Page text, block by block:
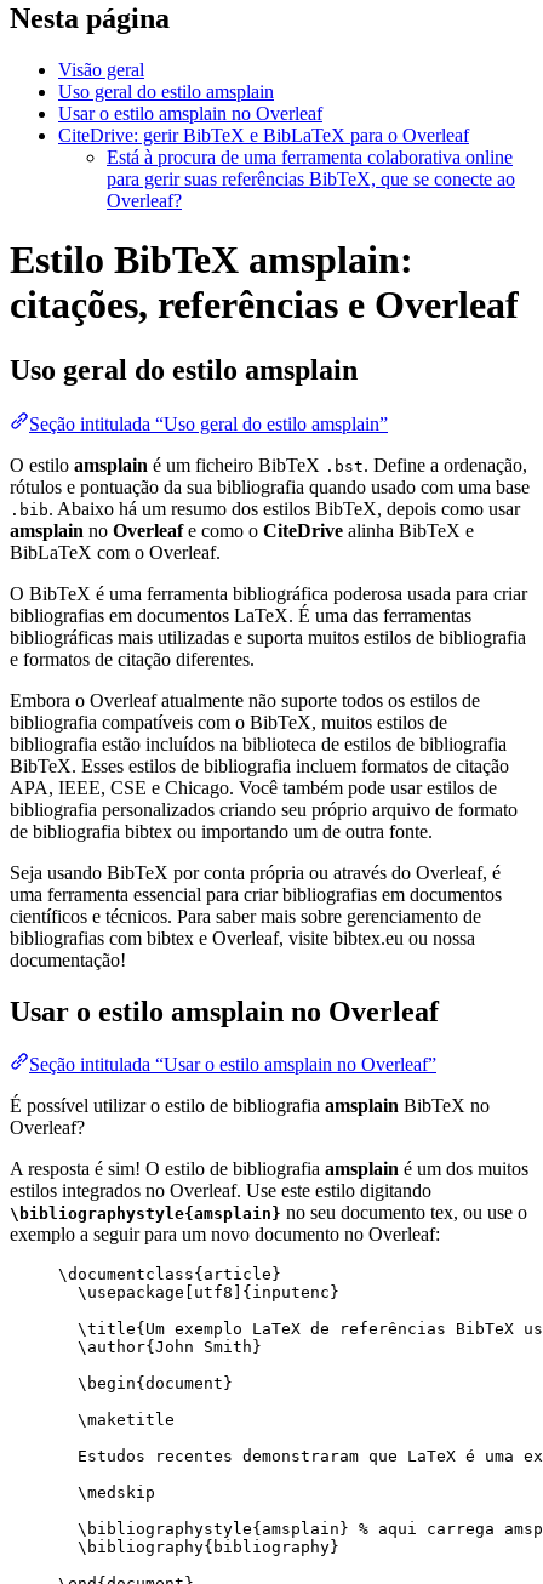
Nesta página
Visão geral
Uso geral do estilo amsplain
Usar o estilo amsplain no Overleaf
CiteDrive: gerir BibTeX e BibLaTeX para o Overleaf
Está à procura de uma ferramenta colaborativa online
para gerir suas referências BibTeX, que se conecte ao
Overleaf?
Estilo BibTeX amsplain:
citações, referências e Overleaf
Uso geral do estilo amsplain
Seção intitulada “Uso geral do estilo amsplain”
O estilo amsplain é um ficheiro BibTeX .bst. Define a ordenação,
rótulos e pontuação da sua bibliografia quando usado com uma base
.bib. Abaixo há um resumo dos estilos BibTeX, depois como usar
amsplain no Overleafe como o CiteDrive alinha BibTeX e
BibLaTeX com o Overleaf.
O BibTeX é uma ferramenta bibliográfica poderosa usada para criar
bibliografias em documentos LaTeX. É uma das ferramentas
bibliográficas mais utilizadas e suporta muitos estilos de bibliografia
e formatos de citação diferentes.
Embora o Overleaf atualmente não suporte todos os estilos de
bibliografia compatíveis com o BibTeX, muitos estilos de
bibliografia estão incluídos na biblioteca de estilos de bibliografia
BibTeX. Esses estilos de bibliografia incluem formatos de citação
APA, IEEE, CSE e Chicago. Você também pode usar estilos de
bibliografia personalizados criando seu próprio arquivo de formato
de bibliografia bibtex ou importando um de outra fonte.
Seja usando BibTeX por conta própria ou através do Overleaf, é
uma ferramenta essencial para criar bibliografias em documentos
científicos e técnicos. Para saber mais sobre gerenciamento de
bibliografias com bibtex e Overleaf, visite bibtex.eu ou nossa
documentação!
Usar o estilo amsplain no Overleaf
Seção intitulada “Usar o estilo amsplain no Overleaf”
É possível utilizar o estilo de bibliografia amsplain BibTeX no
Overleaf?
A resposta é sim! O estilo de bibliografia amsplain é um dos muitos
estilos integrados no Overleaf. Use este estilo digitando
\bibliographystyle{amsplain} no seu documento tex, ou use o
exemplo a seguir para um novo documento no Overleaf:
\documentclass{ article }
\usepackage
utf8 ]{ inputenc }
\title{Um exemplo LaTeX de referências
\author{John Smith}
\begin{ document }
\maketitle
Estudos recentes demonstraram que LaTeX é
\medskip
\bibliographystyle{amsplain} % aqui carrega
\bibliography{bibliography}